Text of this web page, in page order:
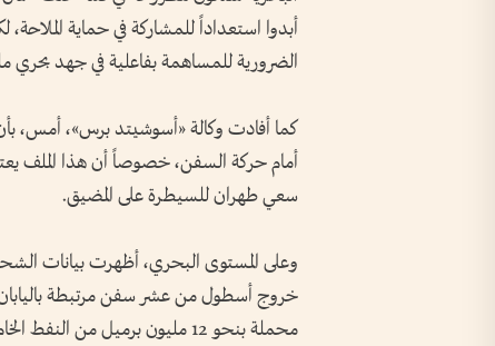
أبدوا استعداداً للمشاركة في حماية
الضرورية للمساهمة بفاعلية في جهد
كما أفادت وكالة «أسوشيتد برس»، أمس،
أمام حركة السفن، خصوصاً أن هذا الملف
سعي طهران للسيطرة على المضيق.
وعلى المستوى البحري، أظهرت بيانات
خروج أسطول من عشر سفن مرتبطة
محملة بنحو 12 مليون برميل من